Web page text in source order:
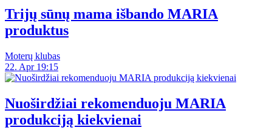
Trijų sūnų mama išbando MARIA
produktus
Moterų klubas
22. Apr 19:15
Nuoširdžiai rekomenduoju MARIA
produkciją kiekvienai